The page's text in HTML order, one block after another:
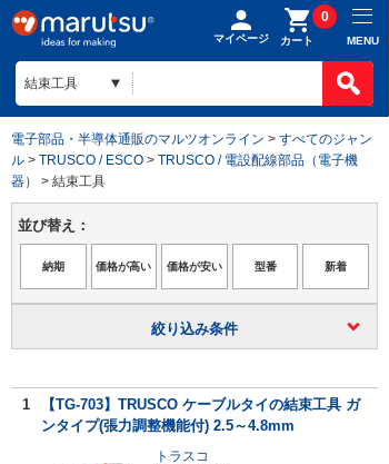
マイページ カート
0
MENU
電子部品・半導体通販のマルツオンライン > すべてのジャン
ル > TRUSCO / ESCO > TRUSCO / 電設配線部品（電子機
器）
> 結束工具
並び替え：
絞り込み条件
1
【TG-703】TRUSCO ケーブルタイの結束工具 ガ
ンタイプ(張力調整機能付) 2.5～4.8mm
トラスコ